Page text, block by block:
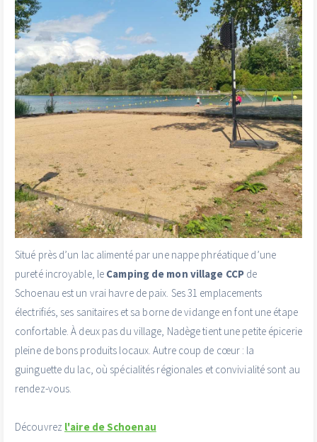
Situé près d’un lac alimenté par une nappe phréatique d’une
pureté incroyable, le Camping de mon village CCPde
Schoenau est un vrai havre de paix. Ses 31 emplacements
électrifiés, ses sanitaires et sa borne de vidange en font une étape
confortable. À deux pas du village, Nadège tient une petite épicerie
pleine de bons produits locaux. Autre coup de cœur : la
guinguette du lac, où spécialités régionales et convivialité sont au
rendez-vous.
Découvrez l'aire de Schoenau